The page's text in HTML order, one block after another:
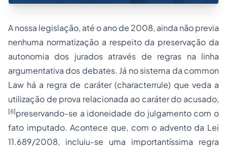
A nossa legislação, até o ano de 2008, ainda não previa
nenhuma normatização a respeito da preservação da
autonomia dos jurados através de regras na linha
argumentativa dos debates. Já no sistema da common
Law há a regra de caráter (characterrule) que veda a
utilização de prova relacionada ao caráter do acusado,
[6]preservando-se a idoneidade do julgamento com o
fato imputado. Acontece que, com o advento da Lei
11.689/2008, incluiu-se uma importantíssima regra